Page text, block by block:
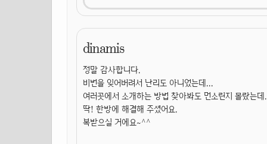
dinamis
정말 감사합니다.
비번을 잊어버려서 난리도 아니었는데...
여러곳에서 소개하는 방법 찾아봐도 먼소린지 몰랐는
딱! 한방에 해결해 주셨어요.
복받으실 거에요~^^